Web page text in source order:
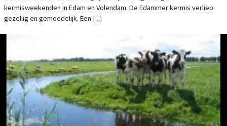
kermisweekenden in Edam en Volendam. De Edammer kermis verliep
gezellig en gemoedelijk. Een [...]